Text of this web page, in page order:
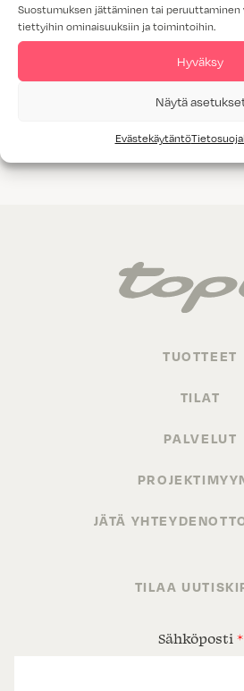
Suostumuksen jättäminen tai peruuttaminen
tiettyihin ominaisuuksiin ja toimintoihin.
Hyväksy
Näytä
Evästekäytäntö
Melamiini
Tammiviilu
Valitettavasti annetuilla
TUOTTEET
TILAT
PALVELUT
JÄTÄ
TILAA
Sähköposti *